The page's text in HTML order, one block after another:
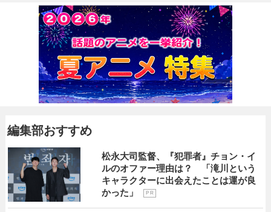
編集部おすすめ
松永大司監督、『犯罪者』チョン・イ
ルのオファー理由は？ 「滝川という
キャラクターに出会えたことは運が良
かった」
P R